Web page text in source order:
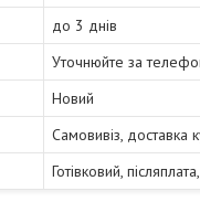
до 3 днів
Уточнюйте за
Новий
Самовивіз,
Готівковий,